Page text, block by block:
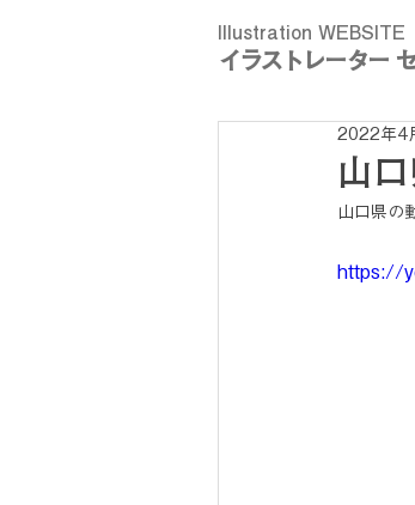
イラストレーター
Illustration WEBSITE
山
2022年4
山口県の
https://